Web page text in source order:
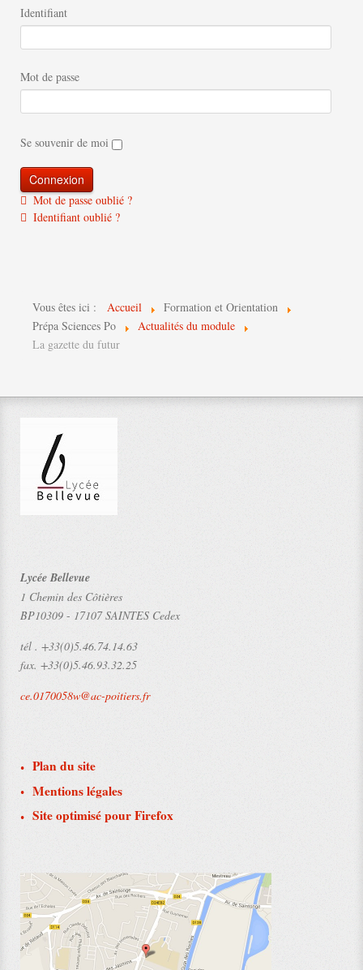
Identifiant
Mot de passe
Se souvenir de moi
Mot de passe oublié ?
Identifiant oublié ?
Vous êtes ici : Accueil
Formation et Orientation
Prépa Sciences Po
Actualités du module
La gazette du futur
Lycée Bellevue
1 Chemin des Côtières
BP10309 - 17107 SAINTES Cedex
tél . +33(0)5.46.74.14.63
fax. +33(0)5.46.93.32.25
ce.0170058w@ac-poitiers.fr
Plan du site
Mentions légales
Site optimisé pour Firefox